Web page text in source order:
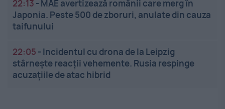
22:13 - MAE avertizează românii care merg în
Japonia. Peste 500 de zboruri, anulate din cauza
taifunului
22:05 - Incidentul cu drona de la Leipzig
stârnește reacții vehemente. Rusia respinge
acuzațiile de atac hibrid